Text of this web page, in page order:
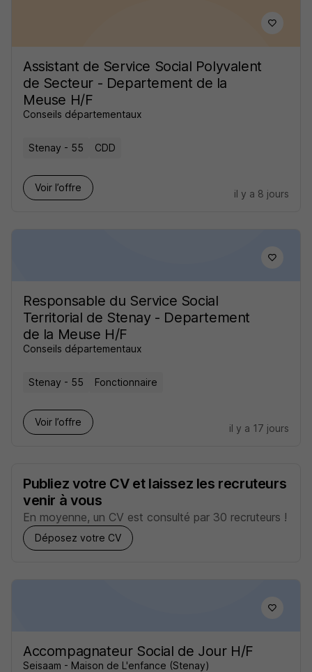
Assistant de Service Social Polyvalent
de Secteur - Departement de la
Meuse H/F
Conseils départementaux
Stenay - 55 CDD
Voir l’offre
il y a 8 jours
Responsable du Service Social
Territorial de Stenay - Departement
de la Meuse H/F
Conseils départementaux
Stenay - 55 Fonctionnaire
Voir l’offre
il y a 17 jours
Publiez votre CV et laissez les recruteurs
venir à vous
En moyenne, un CV est consulté par 30 recruteurs !
Déposez votre CV
Accompagnateur Social de Jour H/F
Seisaam - Maison de L'enfance (Stenay)